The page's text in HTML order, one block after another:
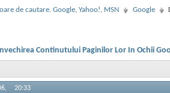
de cautare. Google, Yahoo!, MSN Google
Continutului Paginilor Lor In Ochii
20:33